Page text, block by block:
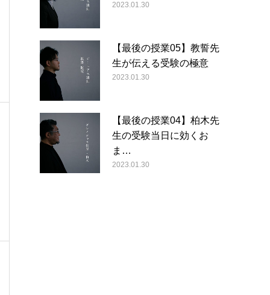
2023.01.30
【最後の授業05】教誓先
生が伝える受験の極意
2023.01.30
【最後の授業04】柏木先
生の受験当日に効くお
ま…
2023.01.30